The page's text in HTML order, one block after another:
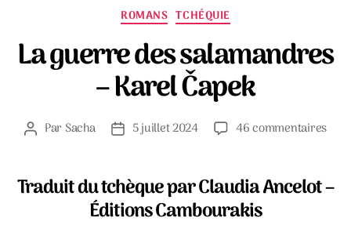
Catégories
ROMANS TCHÉQUIE
La guerre des salamandres
– Karel Čapek
Auteur
ParSacha
Date5 juillet 2024 46 commentairessur
Traduit du tchèque par Claudia Ancelot –
Éditions Cambourakis